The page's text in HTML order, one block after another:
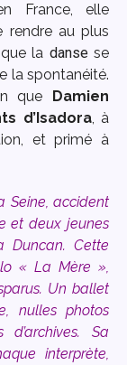
France, elle
rendre au plus
la dansese
la spontanéité.
que Damien
d’Isadora, à
et primé à
Seine, accident
et deux jeunes
Duncan. Cette
« La Mère »,
Un ballet
nulles photos
d’archives. Sa
interprète,